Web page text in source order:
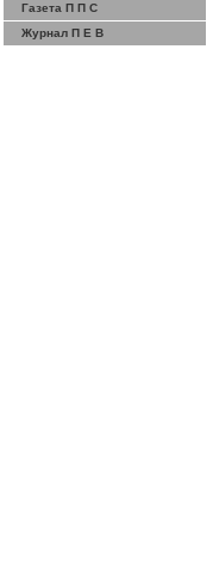
Газета П П С
Журнал П Е В